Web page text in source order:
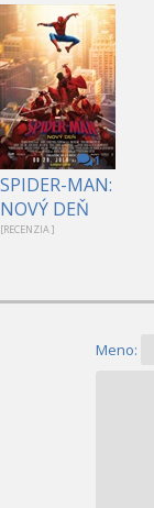
1
SPIDER-MAN:
NOVÝ DEŇ
[RECENZIA ]
Meno: